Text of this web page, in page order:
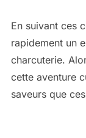
En suivant ces
rapidement un
charcuterie.
cette aventure
saveurs que